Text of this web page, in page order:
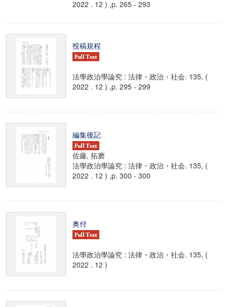
2022 . 12 ) ,p. 265 - 293
投稿規程
法學政治學論究 : 法律・政治・社会. 135, (
2022 . 12 ) ,p. 295 - 299
編集後記
佐藤, 拓磨
法學政治學論究 : 法律・政治・社会. 135, (
2022 . 12 ) ,p. 300 - 300
奥付
法學政治學論究 : 法律・政治・社会. 135, (
2022 . 12 )